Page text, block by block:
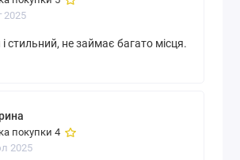
2025
стильний, не займає багато місця.
покупки 4
2025